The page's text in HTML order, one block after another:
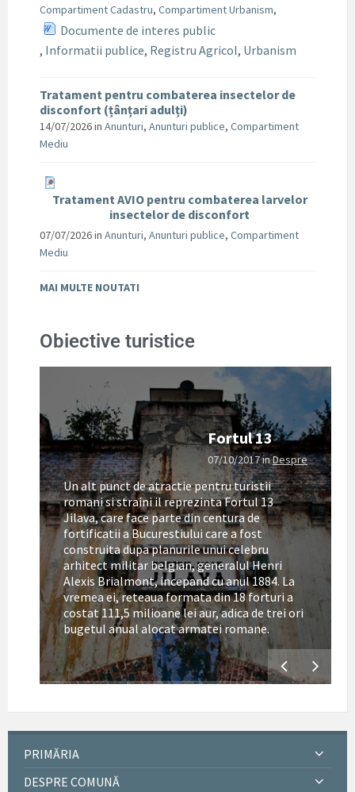
Compartiment Cadastru, Compartiment Urbanism,
Documente de interes public
, Informatii publice, Registru Agricol, Urbanism
Tratament pentru combaterea insectelor de
disconfort (țânțari adulți)
14/07/2026in Anunturi, Anunturi publice, Compartiment
Mediu
Tratament AVIO pentru combaterea larvelor
insectelor de disconfort
07/07/2026in Anunturi, Anunturi publice, Compartiment
Mediu
MAI MULTE NOUTATI
Obiective turistice
Fortul 13
07/10/2017inDespre
Un alt punct de atractie pentru turistii
romani si straini il reprezinta Fortul 13
Jilava, care face parte din centura de
fortificatii a Bucurestiului care a fost
construita dupa planurile unui celebru
arhitect militar belgian, generalul Henri
Alexis Brialmont, incepand cu anul 1884. La
vremea ei, reteaua formata din 18 forturi a
costat 111,5 milioane lei aur, adica de trei ori
bugetul anual alocat armatei romane.
PRIMĂRIA
DESPRE COMUNĂ